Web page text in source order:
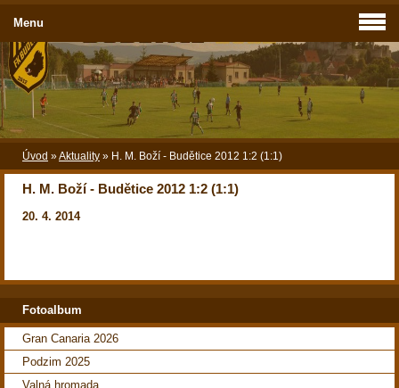
Úvod »Aktuality » H. M. Boží - Budětice 2012 1:2 (1:1)
H. M. Boží - Budětice 2012 1:2 (1:1)
20. 4. 2014
Menu
Fotoalbum
Gran Canaria 2026
Podzim 2025
Valná hromada